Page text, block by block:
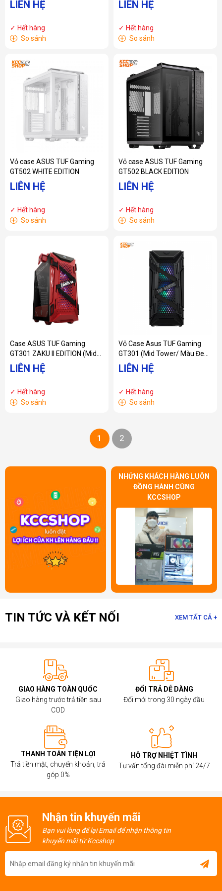
LIÊN HỆ
✓ Hết hàng
+ So sánh
LIÊN HỆ
✓ Hết hàng
+ So sánh
Vỏ case ASUS TUF Gaming
GT502 WHITE EDITION
LIÊN HỆ
✓ Hết hàng
+ So sánh
Vỏ case ASUS TUF Gaming
GT502 BLACK EDITION
LIÊN HỆ
✓ Hết hàng
+ So sánh
Case ASUS TUF Gaming
GT301 ZAKU II EDITION (Mid
Tower/ Màu Đỏ)
LIÊN HỆ
✓ Hết hàng
+ So sánh
Vỏ Case Asus TUF Gaming
GT301 (Mid Tower/ Màu Đen/
Led ARGB)
LIÊN HỆ
✓ Hết hàng
+ So sánh
1 2
NHỮNG KHÁCH HÀNG LUÔN
ĐỒNG HÀNH CÙNG
KCCSHOP
TIN TỨC VÀ KẾT NỐI XEM TẤT CẢ +
GIAO HÀNG TOÀN QUỐC
Giao hàng trước trả tiền sau
COD
ĐỔI TRẢ DỄ DÀNG
Đổi mới trong 30 ngày đầu
THANH TOÁN TIỆN LỢI
Trả tiền mặt, chuyển khoản, trả
góp 0%
HỖ TRỢ NHIỆT TÌNH
Tư vấn tổng đài miễn phí 24/7
Nhận tin khuyến mãi
Bạn vui lòng để lại Email để nhận thông tin
khuyến mãi từ Kccshop